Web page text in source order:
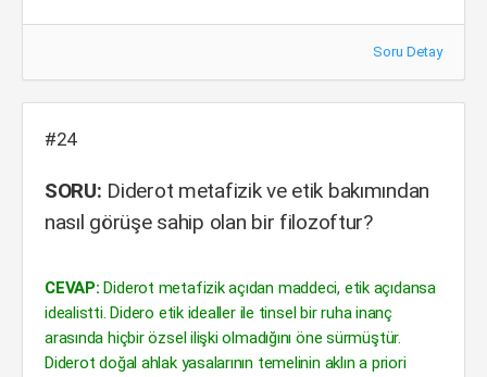
Soru Detay
#24
SORU: Diderot metafizik ve etik bakımından
nasıl görüşe sahip olan bir filozoftur?
CEVAP: Diderot metafizik açıdan maddeci, etik açıdansa
idealistti. Didero etik idealler ile tinsel bir ruha inanç
arasında hiçbir özsel ilişki olmadığını öne sürmüştür.
Diderot doğal ahlak yasalarının temelinin aklın a priori